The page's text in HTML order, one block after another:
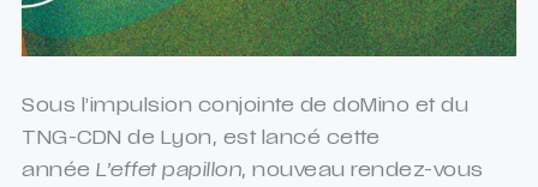
Sous l’impulsion conjointe de doMino et du
TNG-CDN de Lyon, est lancé cette
annéeL’effet papillon, nouveau rendez-vous